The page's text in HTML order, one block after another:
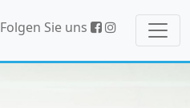
Folgen Sie uns